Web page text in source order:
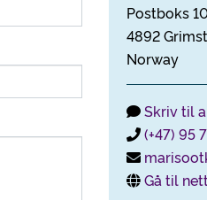
Postboks
4892
Norway
Skriv til
(+47) 95
Gå til